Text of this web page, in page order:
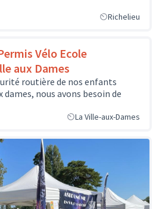
Richelieu
Vélo Ecole
aux Dames
routière de nos enfants
dames, nous avons besoin de
La Ville-aux-Dames